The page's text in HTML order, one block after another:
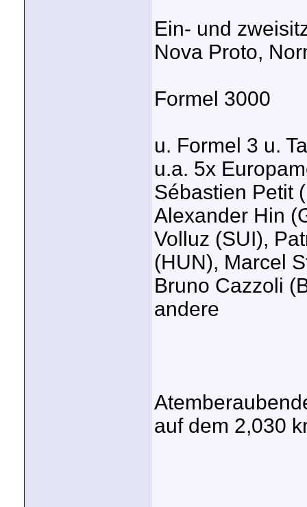
Ein- und
Nova Proto,
Formel 3000
u. Formel 3 u.
u.a. 5x
Sébastien Petit
Alexander Hin
Volluz (SUI),
(HUN), Marcel
Bruno Cazzoli
andere
auf dem 2,030